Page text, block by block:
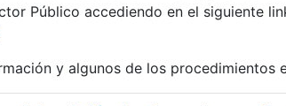
Público accediendo en el siguiente
y algunos de los procedimientos